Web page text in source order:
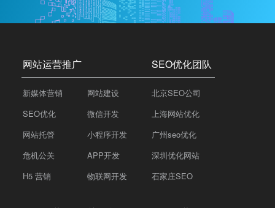
网站运营推广
新媒体营销
SEO优化
网站托管
危机公关
H5 营销
网站建设
微信开发
小程序开发
APP开发
物联网开发
SEO优化团队
北京SEO公司
上海网站优化
广州seo优化
深圳优化网站
石家庄SEO